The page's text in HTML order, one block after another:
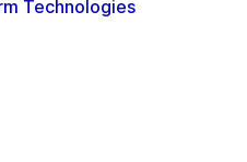
Technologies